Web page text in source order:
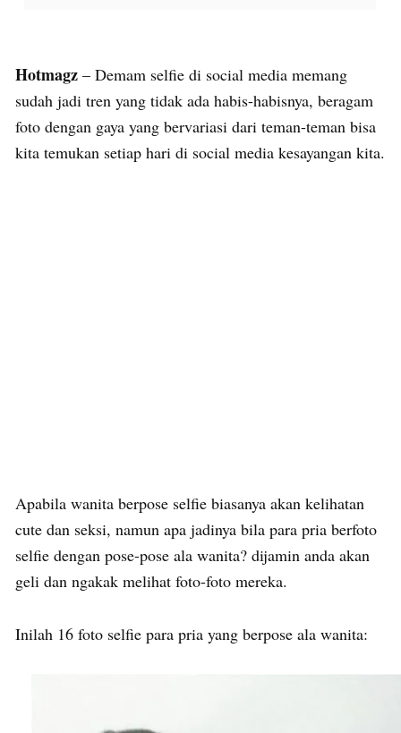
Hotmagz – Demam selfie di social media memang
sudah jadi tren yang tidak ada habis-habisnya, beragam
foto dengan gaya yang bervariasi dari teman-teman bisa
kita temukan setiap hari di social media kesayangan kita.
Apabila wanita berpose selfie biasanya akan kelihatan
cute dan seksi, namun apa jadinya bila para pria berfoto
selfie dengan pose-pose ala wanita? dijamin anda akan
geli dan ngakak melihat foto-foto mereka.
Inilah 16 foto selfie para pria yang berpose ala wanita: